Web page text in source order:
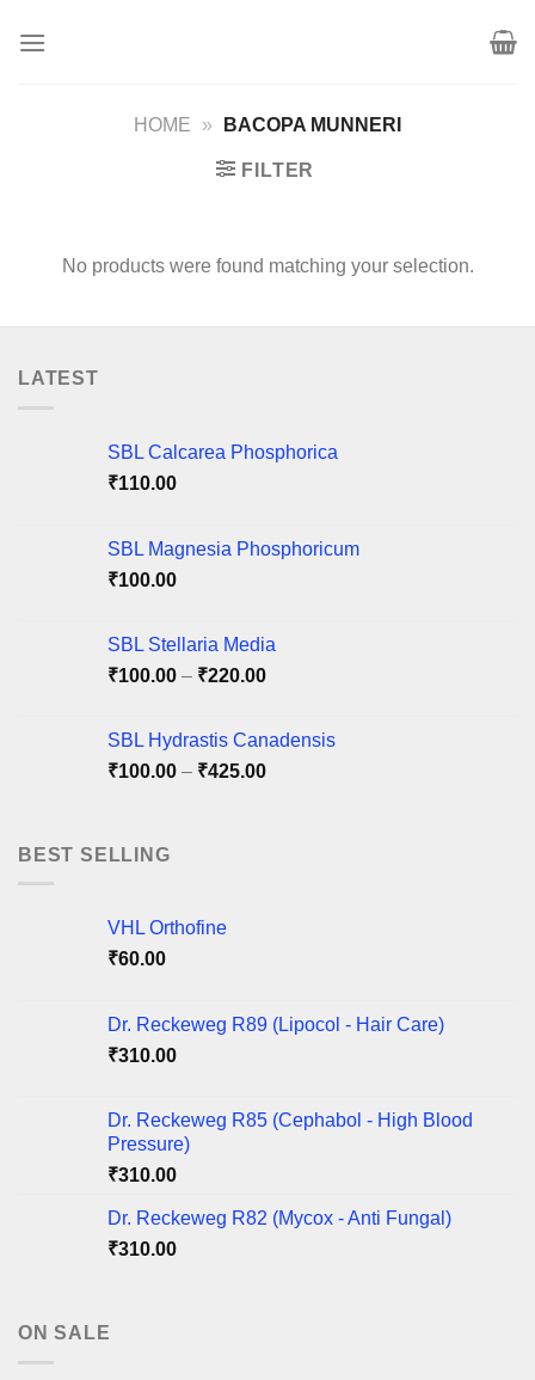
HOME » BACOPA MUNNERI
FILTER
No products were found matching your selection.
LATEST
SBL Calcarea Phosphorica
₹110.00
SBL Magnesia Phosphoricum
₹100.00
SBL Stellaria Media
₹100.00 – ₹220.00Price
through
₹220.00
SBL Hydrastis Canadensis
₹100.00 – ₹425.00Price
BEST SELLING
VHL Orthofine
₹60.00
Dr. Reckeweg R89 (Lipocol - Hair Care)
₹310.00
Dr. Reckeweg R85 (Cephabol - High Blood
Pressure)
₹310.00
Dr. Reckeweg R82 (Mycox - Anti Fungal)
₹310.00
ON SALE